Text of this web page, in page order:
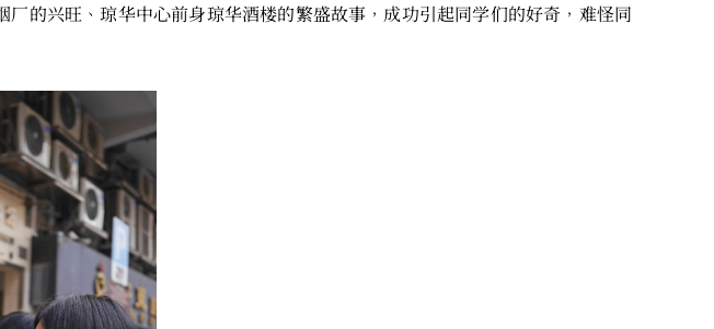
的兴旺、琼华中心前身琼华酒楼的繁盛故事，成功引起同学们的好奇，难怪同